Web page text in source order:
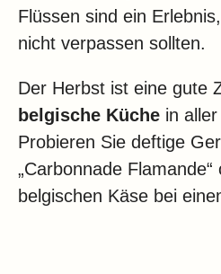
Flüssen sind ein
nicht verpassen sollten.
Der Herbst ist eine gute
belgische Küche in
Probieren Sie deftige
„Carbonnade
belgischen Käse bei